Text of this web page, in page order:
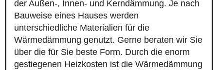
der Außen-, Innen- und Kerndämmung. Je nach
Bauweise eines Hauses werden
unterschiedliche Materialien für die
Wärmedämmung genutzt. Gerne beraten wir Sie
über die für Sie beste Form. Durch die enorm
gestiegenen Heizkosten ist die Wärmedämmung